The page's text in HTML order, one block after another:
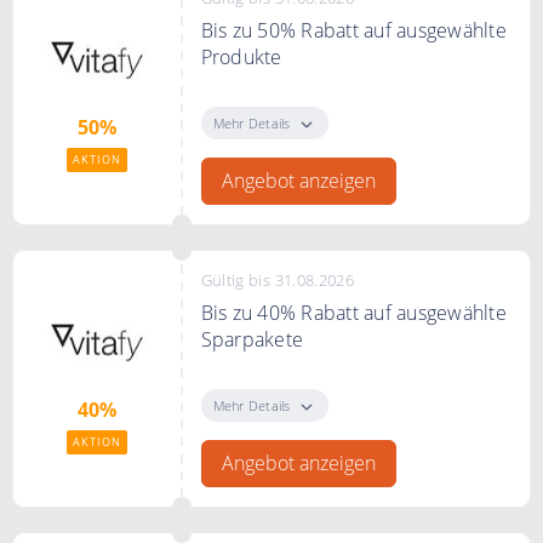
50%
AKTION
Bis zu 50% Rabatt auf ausgewählte
Produkte
Lieblingsprodukte zum besten
sichern.
Mehr Details
Angebot anzeigen
40%
AKTION
Gültig bis 31.08.2026
Bis zu 40% Rabatt auf ausgewählte
Sparpakete
ausgewählte Sparpakete.
Mehr Details
Angebot anzeigen